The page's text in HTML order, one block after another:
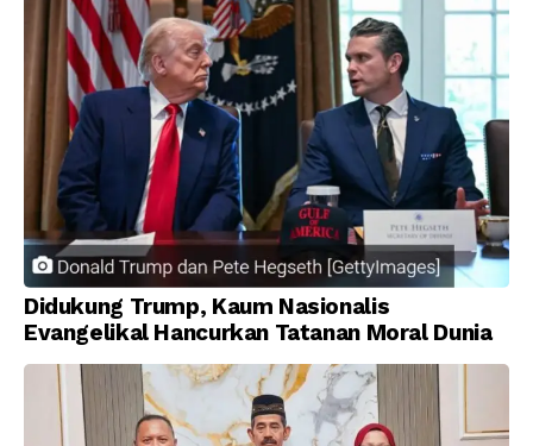
Didukung Trump, Kaum Nasionalis
Evangelikal Hancurkan Tatanan Moral Dunia